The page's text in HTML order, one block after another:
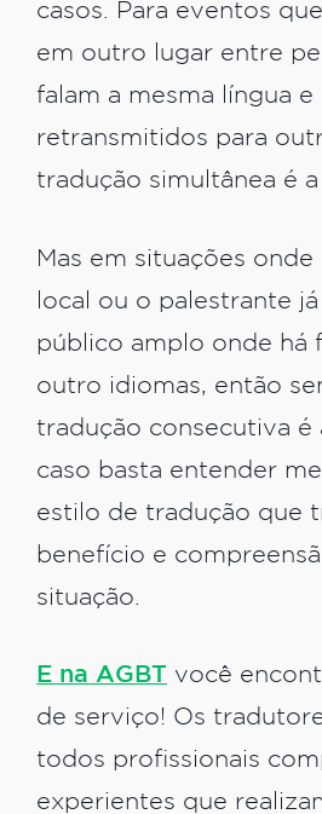
casos. Para eventos
em outro lugar entre
falam a mesma língua e
retransmitidos para
tradução simultânea é
Mas em situações onde
local ou o palestrante
público amplo onde há
outro idiomas, então
tradução consecutiva é
caso basta entender
estilo de tradução que
benefício e
situação.
E na AGBT você
de serviço! Os
todos profissionais
experientes que